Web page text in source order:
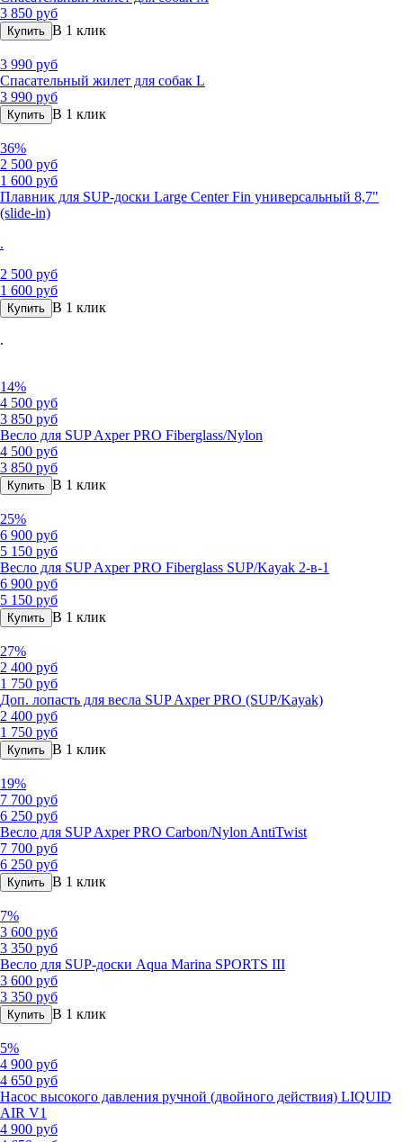
3 850 руб
Купить В 1 клик
3 990 руб
Спасательный жилет для собак L
3 990 руб
Купить В 1 клик
36%
2 500 руб
1 600 руб
Плавник для SUP-доски Large Center Fin универсальный 8,7"
(slide-in)
.
2 500 руб
1 600 руб
Купить В 1 клик
.
14%
4 500 руб
3 850 руб
Весло для SUP Axper PRO Fiberglass/Nylon
4 500 руб
3 850 руб
Купить В 1 клик
25%
6 900 руб
5 150 руб
Весло для SUP Axper PRO Fiberglass SUP/Kayak 2-в-1
6 900 руб
5 150 руб
Купить В 1 клик
27%
2 400 руб
1 750 руб
Доп. лопасть для весла SUP Axper PRO (SUP/Kayak)
2 400 руб
1 750 руб
Купить В 1 клик
19%
7 700 руб
6 250 руб
Весло для SUP Axper PRO Carbon/Nylon AntiTwist
7 700 руб
6 250 руб
Купить В 1 клик
7%
3 600 руб
3 350 руб
Весло для SUP-доски Aqua Marina SPORTS III
3 600 руб
3 350 руб
Купить В 1 клик
5%
4 900 руб
4 650 руб
Насос высокого давления ручной (двойного действия) LIQUID
AIR V1
4 900 руб